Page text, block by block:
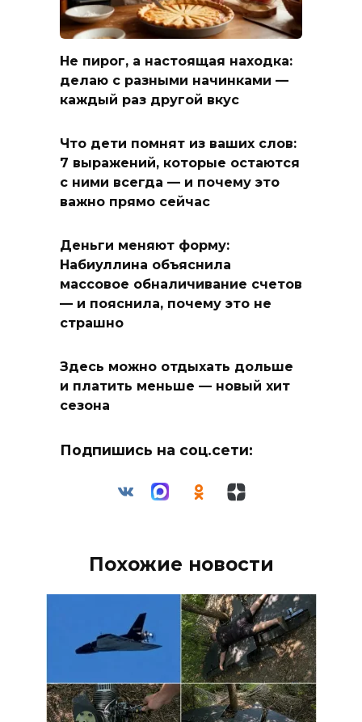
Не пирог, а настоящая находка:
делаю с разными начинками —
каждый раз другой вкус
Что дети помнят из ваших слов:
7 выражений, которые остаются
с ними всегда — и почему это
важно прямо сейчас
Деньги меняют форму:
Набиуллина объяснила
массовое обналичивание счетов
— и пояснила, почему это не
страшно
Здесь можно отдыхать дольше
и платить меньше — новый хит
сезона
Подпишись на соц.сети:
Похожие новости